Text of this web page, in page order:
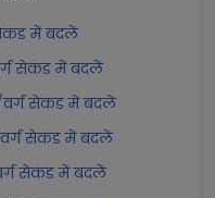
में बदलें
सेकंड में बदलें
वर्ग सेकंड में बदलें
वर्ग सेकंड में बदलें
सेकंड में बदलें